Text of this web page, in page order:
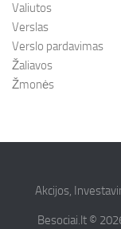
Valiutos
Verslas
Verslo pardavimas
Žaliavos
Žmonės
Akcijos,
Besociai.lt ©